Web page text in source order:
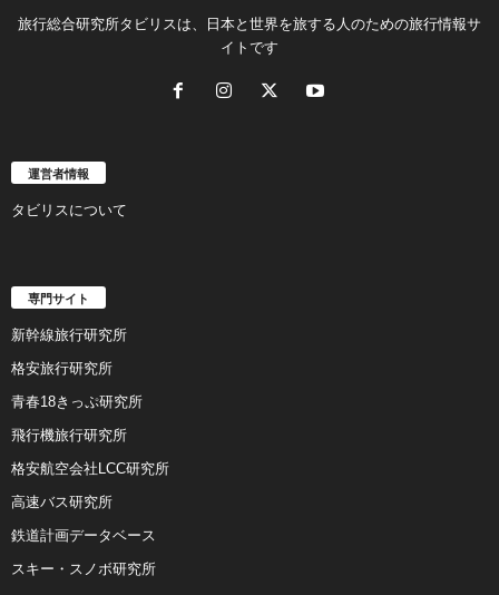
旅行総合研究所タビリスは、日本と世界を旅する人のための旅行情報サ
イトです
運営者情報
タビリスについて
専門サイト
新幹線旅行研究所
格安旅行研究所
青春18きっぷ研究所
飛行機旅行研究所
格安航空会社LCC研究所
高速バス研究所
鉄道計画データベース
スキー・スノボ研究所